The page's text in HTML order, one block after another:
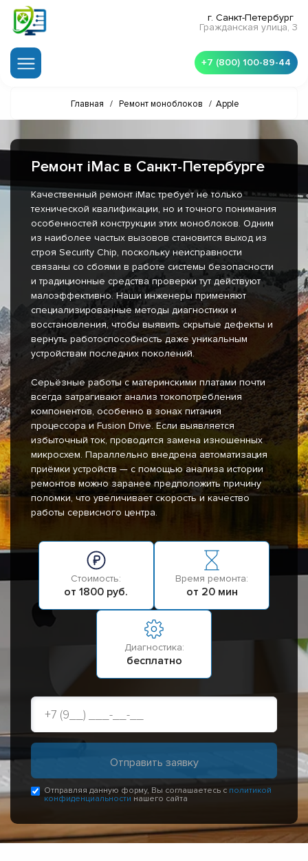
г. Санкт-Петербург
Гражданская улица, 3
+7 (800) 100-89-44
Главная / Ремонт моноблоков / Apple
Ремонт iMac в Санкт-Петербурге
Качественный ремонт iMac требует не только
технической квалификации, но и точного понимания
особенностей конструкции этих моноблоков. Одним
из наиболее частых вызовов становится выход из
строя Security Chip, поскольку неисправности
связаны со сбоями в работе системы безопасности
и традиционные средства проверки тут действуют
малоэффективно. Наши инженеры применяют
специализированные методы диагностики и
восстановления, чтобы выявить скрытые дефекты и
вернуть работоспособность даже уникальным
устройствам последних поколений.
Серьёзные работы с материнскими платами почти
всегда затрагивают анализ токопотребления
компонентов, особенно в зонах питания
процессора и Fusion Drive. Если выявляется
избыточный ток, проводится замена изношенных
микросхем. Параллельно внедрена автоматизация
приёмки устройств — с помощью анализа истории
ремонтов можно заранее предположить причину
поломки, что увеличивает скорость и качество
работы сервисного центра.
Стоимость:
от 1800 руб.
Время ремонта:
от 20 мин
Диагностика:
бесплатно
Отправляя данную форму, Вы соглашаетесь с политикой
конфиденциальности нашего сайта